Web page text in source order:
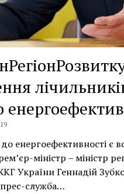
енергоефективності є
міністр – міністр
України Геннадій
служба…